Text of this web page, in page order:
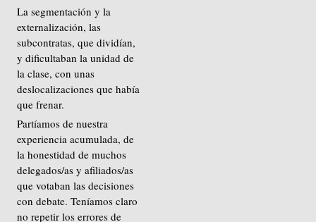
La segmentación y la
externalización, las
subcontratas, que dividían,
y dificultaban la unidad de
la clase, con unas
deslocalizaciones que había
que frenar.
Partíamos de nuestra
experiencia acumulada, de
la honestidad de muchos
delegados/as y afiliados/as
que votaban las decisiones
con debate. Teníamos claro
no repetir los errores de